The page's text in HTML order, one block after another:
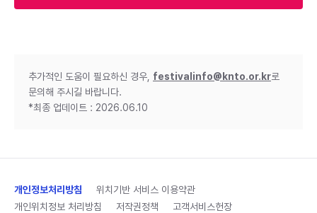
추가적인 도움이 필요하신 경우, festivalinfo@knto.or.kr로
문의해 주시길 바랍니다.
*최종 업데이트 : 2026.06.10
개인정보처리방침
위치기반 서비스 이용약관
개인위치정보 처리방침
저작권정책 고객서비스헌장